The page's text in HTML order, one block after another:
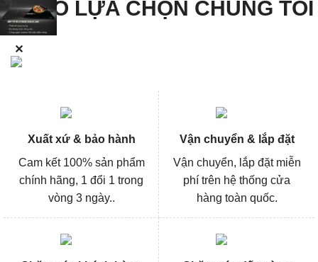
LÝ DO LỰA CHỌN CHÚNG TÔI
Xuất xứ & bảo hành
Cam kết 100% sản phẩm
chính hãng, 1 đổi 1 trong
vòng 3 ngày..
Vận chuyển & lắp đặt
Vận chuyển, lắp đặt miễn
phí trên hệ thống cửa
hàng toàn quốc.
✕